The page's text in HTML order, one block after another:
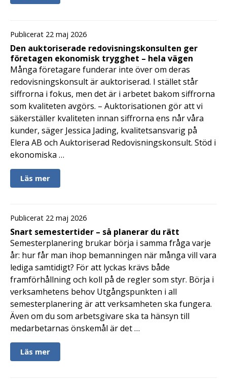
Publicerat 22 maj 2026
Den auktoriserade redovisningskonsulten ger
företagen ekonomisk trygghet – hela vägen
Många företagare funderar inte över om deras
redovisningskonsult är auktoriserad. I stället står
siffrorna i fokus, men det är i arbetet bakom siffrorna
som kvaliteten avgörs. – Auktorisationen gör att vi
säkerställer kvaliteten innan siffrorna ens når våra
kunder, säger Jessica Jading, kvalitetsansvarig på
Elera AB och Auktoriserad Redovisningskonsult. Stöd i
ekonomiska …
Läs mer
Publicerat 22 maj 2026
Snart semestertider – så planerar du rätt
Semesterplanering brukar börja i samma fråga varje
år: hur får man ihop bemanningen när många vill vara
lediga samtidigt? För att lyckas krävs både
framförhållning och koll på de regler som styr. Börja i
verksamhetens behov Utgångspunkten i all
semesterplanering är att verksamheten ska fungera.
Även om du som arbetsgivare ska ta hänsyn till
medarbetarnas önskemål är det …
Läs mer